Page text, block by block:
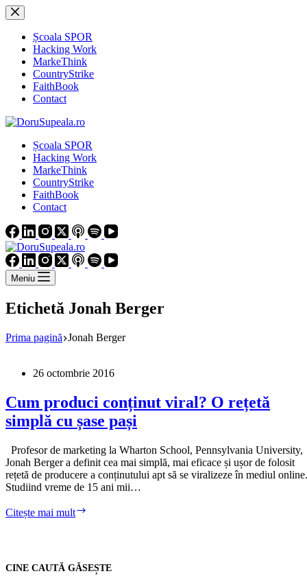
Sari
la
conținutȘcoala SPOR
Hacking Work
MarkeThink
CountryStrike
FaithBook
Contact
Școala SPOR
Hacking Work
MarkeThink
CountryStrike
FaithBook
Contact
Meniu
Etichetă Jonah Berger
Prima pagină Jonah Berger
26 octombrie 2016
Cum produci conținut viral? O rețetă
simplă cu șase pași
Profesor de marketing la Wharton School, Pennsylvania University,
Jonah Berger a definit cea mai simplă, mai eficace și ușor de folosit
rețetă de producere a conținutului apt să se viralizeze în mediul online.
Studiind vreme de 15 ani mii…
Citește mai mult
rețetă
CINE CAUTĂ GĂSEȘTE